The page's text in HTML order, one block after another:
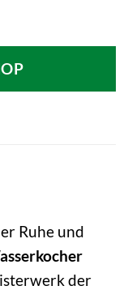
Ruhe und
der